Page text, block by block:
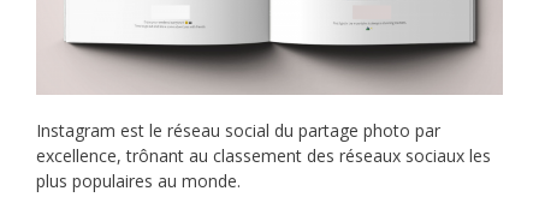
Instagram est le réseau social du partage photo par
excellence, trônant au classement des réseaux sociaux les
plus populaires au monde.